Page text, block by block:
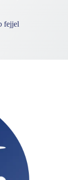
fejjel